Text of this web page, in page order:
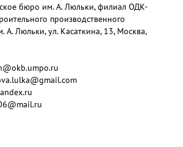
бюро им. А. Люльки, филиал ОДК-
производственного
Люльки, ул. Касаткина, 13, Москва,